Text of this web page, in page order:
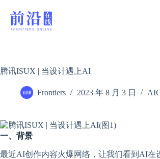
腾讯ISUX | 当设计遇上AI
Frontiers 2023 年 8 月 3 日
一、背景
最近AI创作内容火爆网络，让我们看到AI在